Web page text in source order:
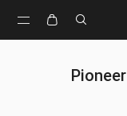
کیف مک بوک 16 اینچ ویوو مدل Pioneer